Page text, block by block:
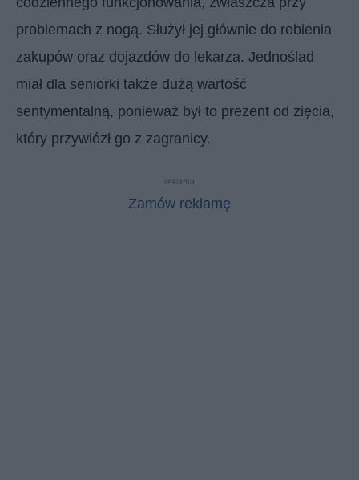
problemach z nogą. Służył jej głównie do robienia
zakupów oraz dojazdów do lekarza. Jednoślad
miał dla seniorki także dużą wartość
sentymentalną, ponieważ był to prezent od zięcia,
który przywiózł go z zagranicy.
reklama
Zamów reklamę